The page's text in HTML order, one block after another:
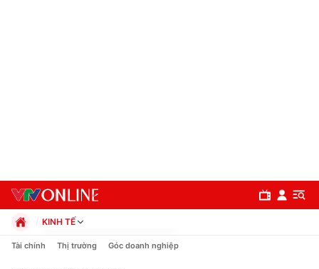
KINH TẾ
Chính trị
Tài chính Thị trường Góc doanh nghiệp